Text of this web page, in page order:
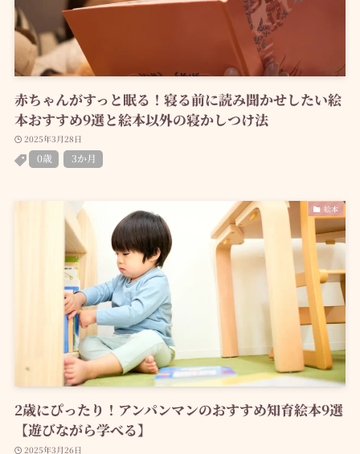
赤ちゃんがすっと眠る！寝る前に読み聞かせしたい絵
本おすすめ9選と絵本以外の寝かしつけ法
2025年3月28日
0歳 3か月
絵本
2歳にぴったり！アンパンマンのおすすめ知育絵本9選
【遊びながら学べる】
2025年3月26日